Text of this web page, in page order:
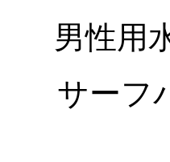
男性用
サーフ